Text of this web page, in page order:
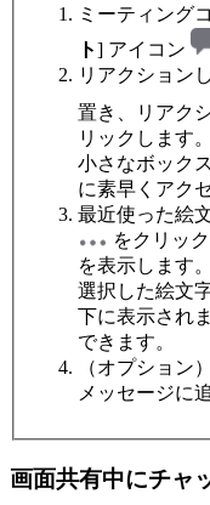
ミーティング
ト] アイコン
リアクション
置き、リアク
リックします。
小さなボック
に素早くアク
最近使った絵
をクリッ
を表示します。
選択した絵文
下に表示され
できます。
（オプション
メッセージに
画面共有中にチャ